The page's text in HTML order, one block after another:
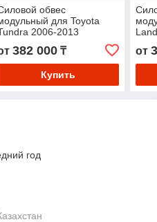
обвес
для Toyota
2006-2013
382 000₸
Купить
от
год